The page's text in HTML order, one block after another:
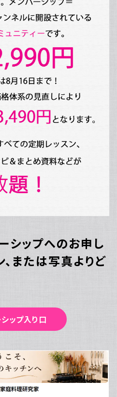
シップへのお申し
または写真よりど
ップ入り口